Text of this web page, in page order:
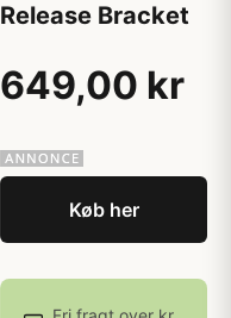
Release Bracket
649,00 kr
Køb her